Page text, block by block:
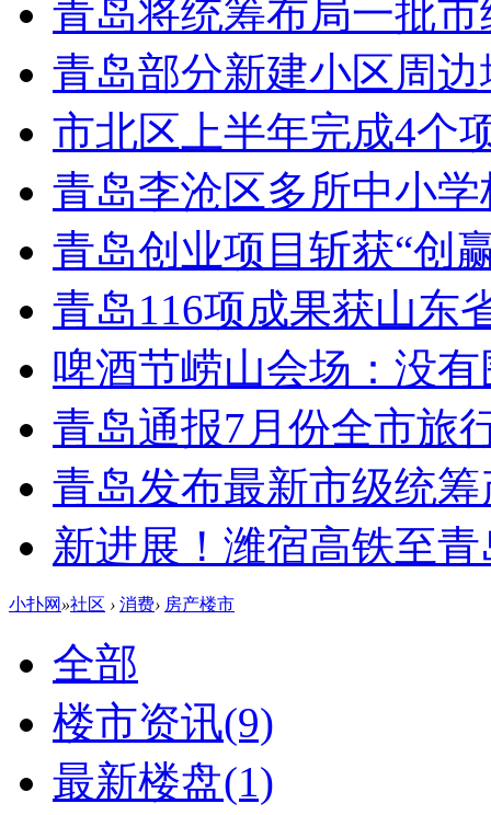
青岛将统筹布局一批市
青岛部分新建小区周
市北区上半年完成4个
青岛李沧区多所中小
青岛创业项目斩获“创
青岛116项成果获山东
啤酒节崂山会场：没有
青岛通报7月份全市旅
青岛发布最新市级统
新进展！潍宿高铁至
小扑网 »社区 › 消费› 房产楼市
全部
楼市资讯(9)
最新楼盘(1)